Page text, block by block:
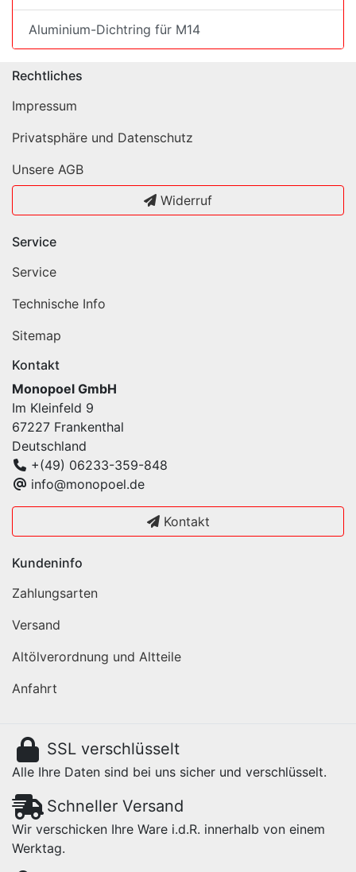
Aluminium-Dichtring für M14
Rechtliches
Impressum
Privatsphäre und Datenschutz
Unsere AGB
Widerruf
Service
Service
Technische Info
Sitemap
Kontakt
Monopoel GmbH
Im Kleinfeld 9
67227 Frankenthal
Deutschland
+(49) 06233-359-848
info@monopoel.de
Kontakt
Kundeninfo
Zahlungsarten
Versand
Altölverordnung und Altteile
Anfahrt
SSL verschlüsselt
Alle Ihre Daten sind bei uns sicher und verschlüsselt.
Schneller Versand
Wir verschicken Ihre Ware i.d.R. innerhalb von einem
Werktag.